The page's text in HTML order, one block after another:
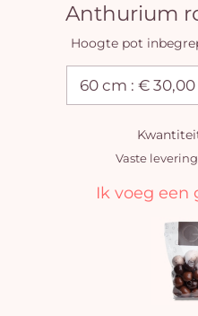
Anthurium
Hoogte pot
Vaste
Ik voeg een